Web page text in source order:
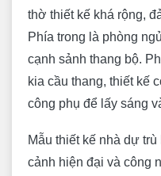
thờ thiết kế khá rộng,
Phía trong là phòng
cạnh sảnh thang bộ.
kia cầu thang, thiết kế
công phụ để lấy sáng
Mẫu thiết kế nhà dự
cảnh hiện đại và công